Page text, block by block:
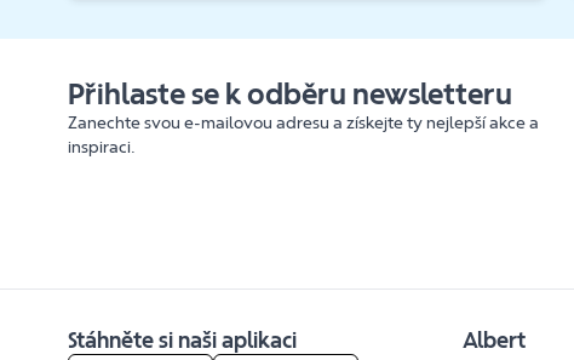
Přihlaste se k odběru newsletteru
Zanechte svou e-mailovou adresu a získejte ty nejlepší akce a
inspiraci.
Stáhněte si naši aplikaci Albert